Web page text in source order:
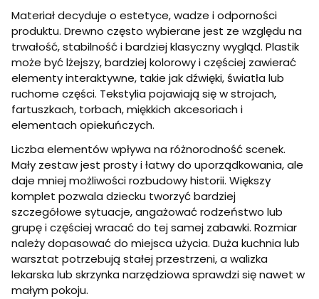
Materiał decyduje o estetyce, wadze i odporności
produktu. Drewno często wybierane jest ze względu na
trwałość, stabilność i bardziej klasyczny wygląd. Plastik
może być lżejszy, bardziej kolorowy i częściej zawierać
elementy interaktywne, takie jak dźwięki, światła lub
ruchome części. Tekstylia pojawiają się w strojach,
fartuszkach, torbach, miękkich akcesoriach i
elementach opiekuńczych.
Liczba elementów wpływa na różnorodność scenek.
Mały zestaw jest prosty i łatwy do uporządkowania, ale
daje mniej możliwości rozbudowy historii. Większy
komplet pozwala dziecku tworzyć bardziej
szczegółowe sytuacje, angażować rodzeństwo lub
grupę i częściej wracać do tej samej zabawki. Rozmiar
należy dopasować do miejsca użycia. Duża kuchnia lub
warsztat potrzebują stałej przestrzeni, a walizka
lekarska lub skrzynka narzędziowa sprawdzi się nawet w
małym pokoju.